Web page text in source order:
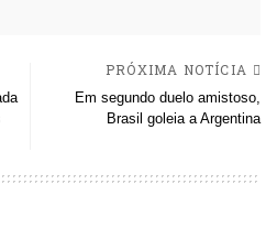
PRÓXIMA NOTÍCIA
Em segundo duelo amistoso,
Brasil goleia a Argentina